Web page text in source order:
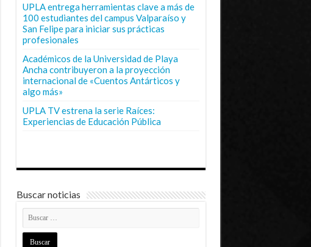
UPLA entrega herramientas clave a más de
100 estudiantes del campus Valparaíso y
San Felipe para iniciar sus prácticas
profesionales
Académicos de la Universidad de Playa
Ancha contribuyeron a la proyección
internacional de «Cuentos Antárticos y
algo más»
UPLA TV estrena la serie Raíces:
Experiencias de Educación Pública
Buscar noticias